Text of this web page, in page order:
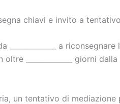
chiavi e invito a
a
oltre _____________ giorni
un tentativo di mediazione